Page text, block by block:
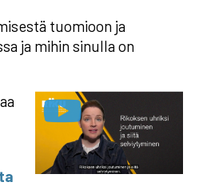
tuomioon ja
ja mihin sinulla on